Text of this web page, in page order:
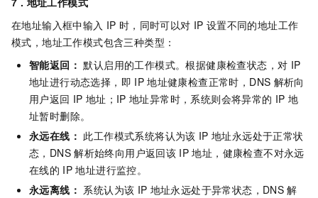
在地址输入框中输入 IP 时，同时可以对 IP 设置不同的地址工作
模式，地址工作模式包含三种类型：
智能返回： 默认启用的工作模式。根据健康检查状态，对 IP
地址进行动态选择，即 IP 地址健康检查正常时，DNS 解析向
用户返回 IP 地址；IP 地址异常时，系统则会将异常的 IP 地
址暂时删除。
永远在线： 此工作模式系统将认为该 IP 地址永远处于正常状
态，DNS 解析始终向用户返回该 IP 地址，健康检查不对永远
在线的 IP 地址进行监控。
永远离线： 系统认为该 IP 地址永远处于异常状态，DNS 解